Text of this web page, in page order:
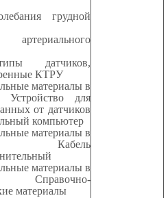
грудной
датчиков,
КТРУ
материалы в
Устройство для
от датчиков
компьютер
материалы в
Кабель
материалы в
Справочно-
материалы